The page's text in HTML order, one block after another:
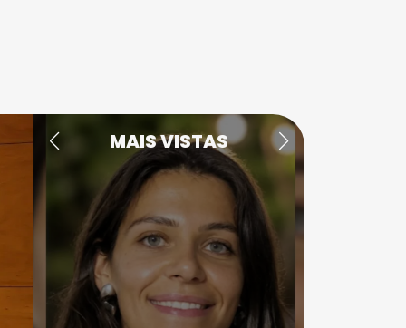
MAIS VISTAS